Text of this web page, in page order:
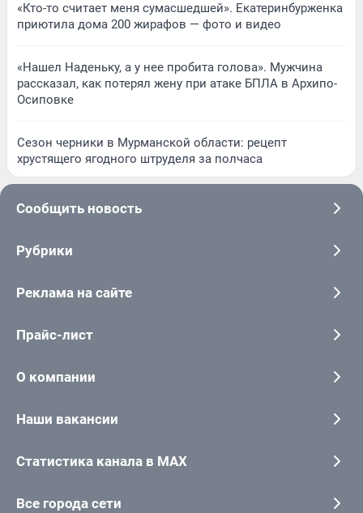
«Кто-то считает меня сумасшедшей». Екатеринбурженка
приютила дома 200 жирафов — фото и видео
«Нашел Наденьку, а у нее пробита голова». Мужчина
рассказал, как потерял жену при атаке БПЛА в Архипо-
Осиповке
Сезон черники в Мурманской области: рецепт
хрустящего ягодного штруделя за полчаса
Сообщить новость
Рубрики
Реклама на сайте
Прайс-лист
О компании
Наши вакансии
Статистика канала в MAX
Все города сети